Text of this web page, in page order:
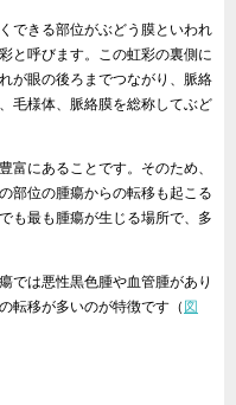
できる部位がぶどう膜といわれ
と呼びます。この虹彩の裏側に
が眼の後ろまでつながり、脈絡
毛様体、脈絡膜を総称してぶど
にあることです。そのため、
部位の腫瘍からの転移も起こる
も最も腫瘍が生じる場所で、多
では悪性黒色腫や血管腫があり
転移が多いのが特徴です（ 図